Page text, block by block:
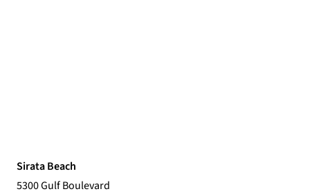
Sirata Beach
5300 Gulf Boulevard